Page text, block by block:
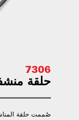
7306
حلقة